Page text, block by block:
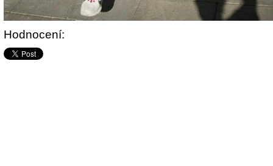
Hodnocení: